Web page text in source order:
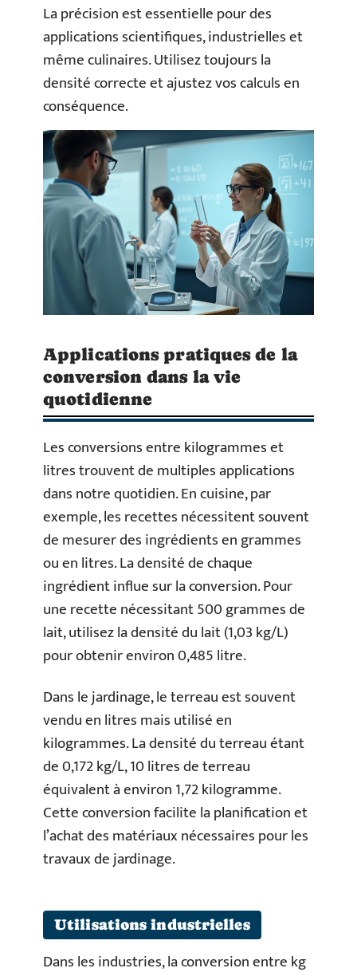
La précision est essentielle pour des
applications scientifiques, industrielles et
même culinaires. Utilisez toujours la
densité correcte et ajustez vos calculs en
conséquence.
Applications pratiques de la
conversion dans la vie
quotidienne
Les conversions entre kilogrammes et
litres trouvent de multiples applications
dans notre quotidien. En cuisine, par
exemple, les recettes nécessitent souvent
de mesurer des ingrédients en grammes
ou en litres. La densité de chaque
ingrédient influe sur la conversion. Pour
une recette nécessitant 500 grammes de
lait, utilisez la densité du lait (1,03 kg/L)
pour obtenir environ 0,485 litre.
Dans le jardinage, le terreau est souvent
vendu en litres mais utilisé en
kilogrammes. La densité du terreau étant
de 0,172 kg/L, 10 litres de terreau
équivalent à environ 1,72 kilogramme.
Cette conversion facilite la planification et
l’achat des matériaux nécessaires pour les
travaux de jardinage.
Utilisations industrielles
Dans les industries, la conversion entre kg